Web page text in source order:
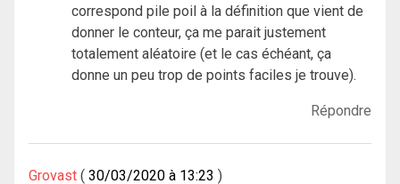
correspond pile poil à la définition que vient de
donner le conteur, ça me parait justement
totalement aléatoire (et le cas échéant, ça
donne un peu trop de points faciles je trouve).
Répondre
Grovast 30/03/2020 à 13:23